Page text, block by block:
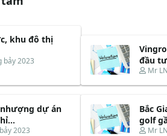
khu đô thị
bảy 2023
đầu
T
r
a
d
s
Mr
dự án
2023
Bắc
golf
T
Mr